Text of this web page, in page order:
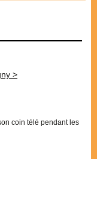
>
coin télé pendant les